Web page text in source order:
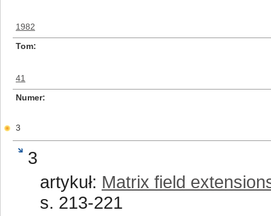
1982
Tom
41
Numer
3
3
artykuł: Matrix field
s. 213-221